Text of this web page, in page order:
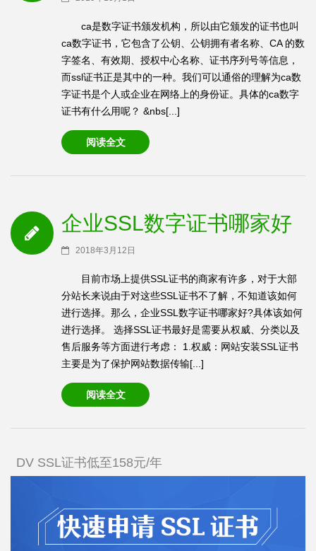
ca是数字证书颁发机构，所以由它颁发的证书也叫
ca数字证书，它包含了公钥、公钥拥有者名称、CA 的数
字签名、有效期、授权中心名称、证书序列号等信息，
而ssl证书正是其中的一种。我们可以通俗的理解为ca数
字证书是个人或企业在网络上的身份证。具体的ca数字
证书有什么用呢？ &nbs[...]
阅读全文
企业SSL数字证书哪家好
2018年3月12日
目前市场上提供SSL证书的商家有许多，对于大部
分站长来说由于对这些SSL证书不了解，不知道该如何
进行选择。那么，企业SSL数字证书哪家好?具体该如何
进行选择。 选择SSL证书最好是需要从权威、分类以及
售后服务等方面进行考虑： 1.权威：网站安装SSL证书
主要是为了保护网站数据传输[...]
阅读全文
DV SSL证书低至158元/年